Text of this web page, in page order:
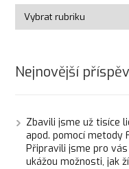
Nejnovější
Zbavili jsme už tisíce
apod. pomocí
Připravili jsme pro
ukážou možnosti, jak